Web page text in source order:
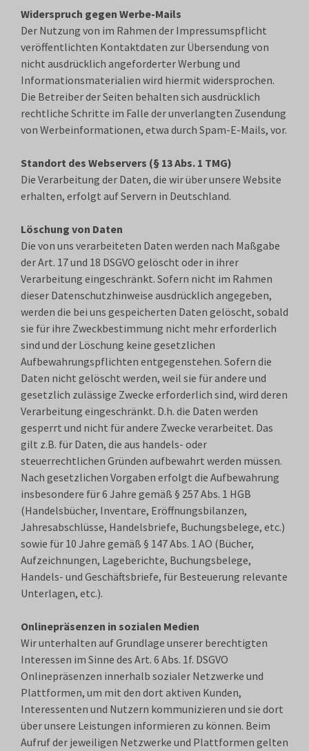
Widerspruch gegen Werbe-Mails
Der Nutzung von im Rahmen der Impressumspflicht
veröffentlichten Kontaktdaten zur Übersendung von
nicht ausdrücklich angeforderter Werbung und
Informationsmaterialien wird hiermit widersprochen.
Die Betreiber der Seiten behalten sich ausdrücklich
rechtliche Schritte im Falle der unverlangten Zusendung
von Werbeinformationen, etwa durch Spam-E-Mails, vor.
Standort des Webservers (§ 13 Abs. 1 TMG)
Die Verarbeitung der Daten, die wir über unsere Website
erhalten, erfolgt auf Servern in Deutschland.
Löschung von Daten
Die von uns verarbeiteten Daten werden nach Maßgabe
der Art. 17 und 18 DSGVO gelöscht oder in ihrer
Verarbeitung eingeschränkt. Sofern nicht im Rahmen
dieser Datenschutzhinweise ausdrücklich angegeben,
werden die bei uns gespeicherten Daten gelöscht, sobald
sie für ihre Zweckbestimmung nicht mehr erforderlich
sind und der Löschung keine gesetzlichen
Aufbewahrungspflichten entgegenstehen. Sofern die
Daten nicht gelöscht werden, weil sie für andere und
gesetzlich zulässige Zwecke erforderlich sind, wird deren
Verarbeitung eingeschränkt. D.h. die Daten werden
gesperrt und nicht für andere Zwecke verarbeitet. Das
gilt z.B. für Daten, die aus handels- oder
steuerrechtlichen Gründen aufbewahrt werden müssen.
Nach gesetzlichen Vorgaben erfolgt die Aufbewahrung
insbesondere für 6 Jahre gemäß § 257 Abs. 1 HGB
(Handelsbücher, Inventare, Eröffnungsbilanzen,
Jahresabschlüsse, Handelsbriefe, Buchungsbelege, etc.)
sowie für 10 Jahre gemäß § 147 Abs. 1 AO (Bücher,
Aufzeichnungen, Lageberichte, Buchungsbelege,
Handels- und Geschäftsbriefe, für Besteuerung relevante
Unterlagen, etc.).
Onlinepräsenzen in sozialen Medien
Wir unterhalten auf Grundlage unserer berechtigten
Interessen im Sinne des Art. 6 Abs. 1f. DSGVO
Onlinepräsenzen innerhalb sozialer Netzwerke und
Plattformen, um mit den dort aktiven Kunden,
Interessenten und Nutzern kommunizieren und sie dort
über unsere Leistungen informieren zu können. Beim
Aufruf der jeweiligen Netzwerke und Plattformen gelten